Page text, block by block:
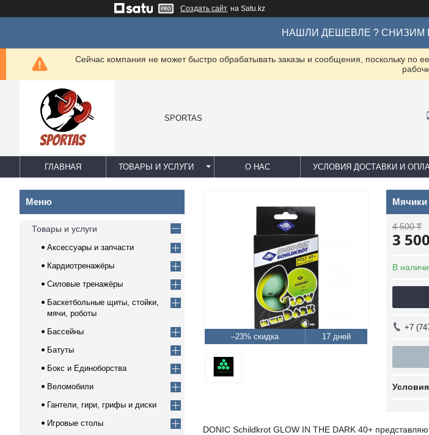
Создать сайт на Satu.kz
НАШЛИ ДЕШЕВЛЕ ? СНИЗИМ
Сейчас компания не может быстро обрабатывать заказы и сообщения, поскольку по
SPORTAS
ГЛАВНАЯ ТОВАРЫ И УСЛУГИ О НАС УСЛОВИЯ ДОСТАВКИ И
–23% 17 дней
Мячики
4 500 ₸
3
В
+7
DONIC Schildkrot GLOW IN THE DARK 40+
Товары и услуги
Аксессуары и запчасти
Кардиотренажёры
Силовые тренажёры
Баскетбольные щиты, стойки,
мячи, роботы
Бассейны
Батуты
Бокс и Единоборства
Веломобили
Гантели, гири, грифы и диски
Игровые столы